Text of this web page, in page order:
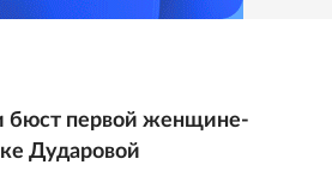
бюст первой женщине-
Дударовой